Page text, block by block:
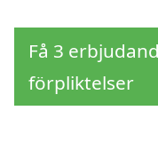
Få 3
förpliktelser